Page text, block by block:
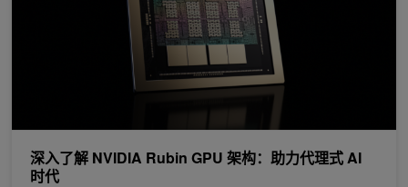
深入了解 NVIDIA Rubin GPU 架构：助力代理式 AI
时代